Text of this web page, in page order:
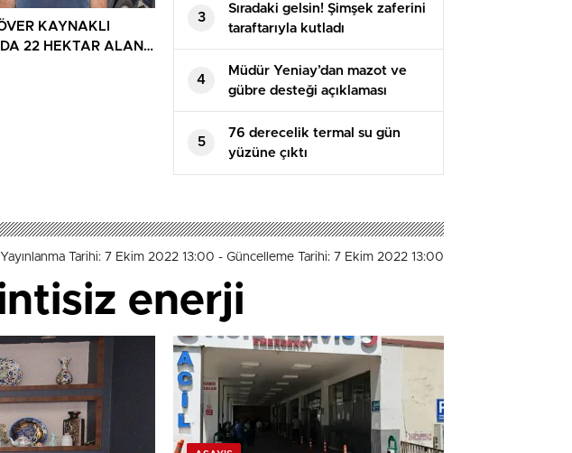
KAYNAKLI
22 HEKTAR ALAN
3
Sıradaki gelsin! Şimşek zaferini
taraftarıyla kutladı
4
Müdür Yeniay’dan mazot ve
gübre desteği açıklaması
5
76 derecelik termal su gün
yüzüne çıktı
Yayınlanma Tarihi: 7 Ekim 2022 13:00 - Güncelleme Tarihi: 7 Ekim 2022 13:00
enerji